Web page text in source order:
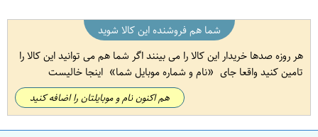
شما هم فروشنده این کالا شوید
هر روزه صدها خریدار این کالا را می بینند اگر شما هم می توانید این کالا را
تامین کنید واقعا جای
نام و شماره موبایل شما اینجا خالیست
هم اکنون نام و موبایلتان را اضافه کنید